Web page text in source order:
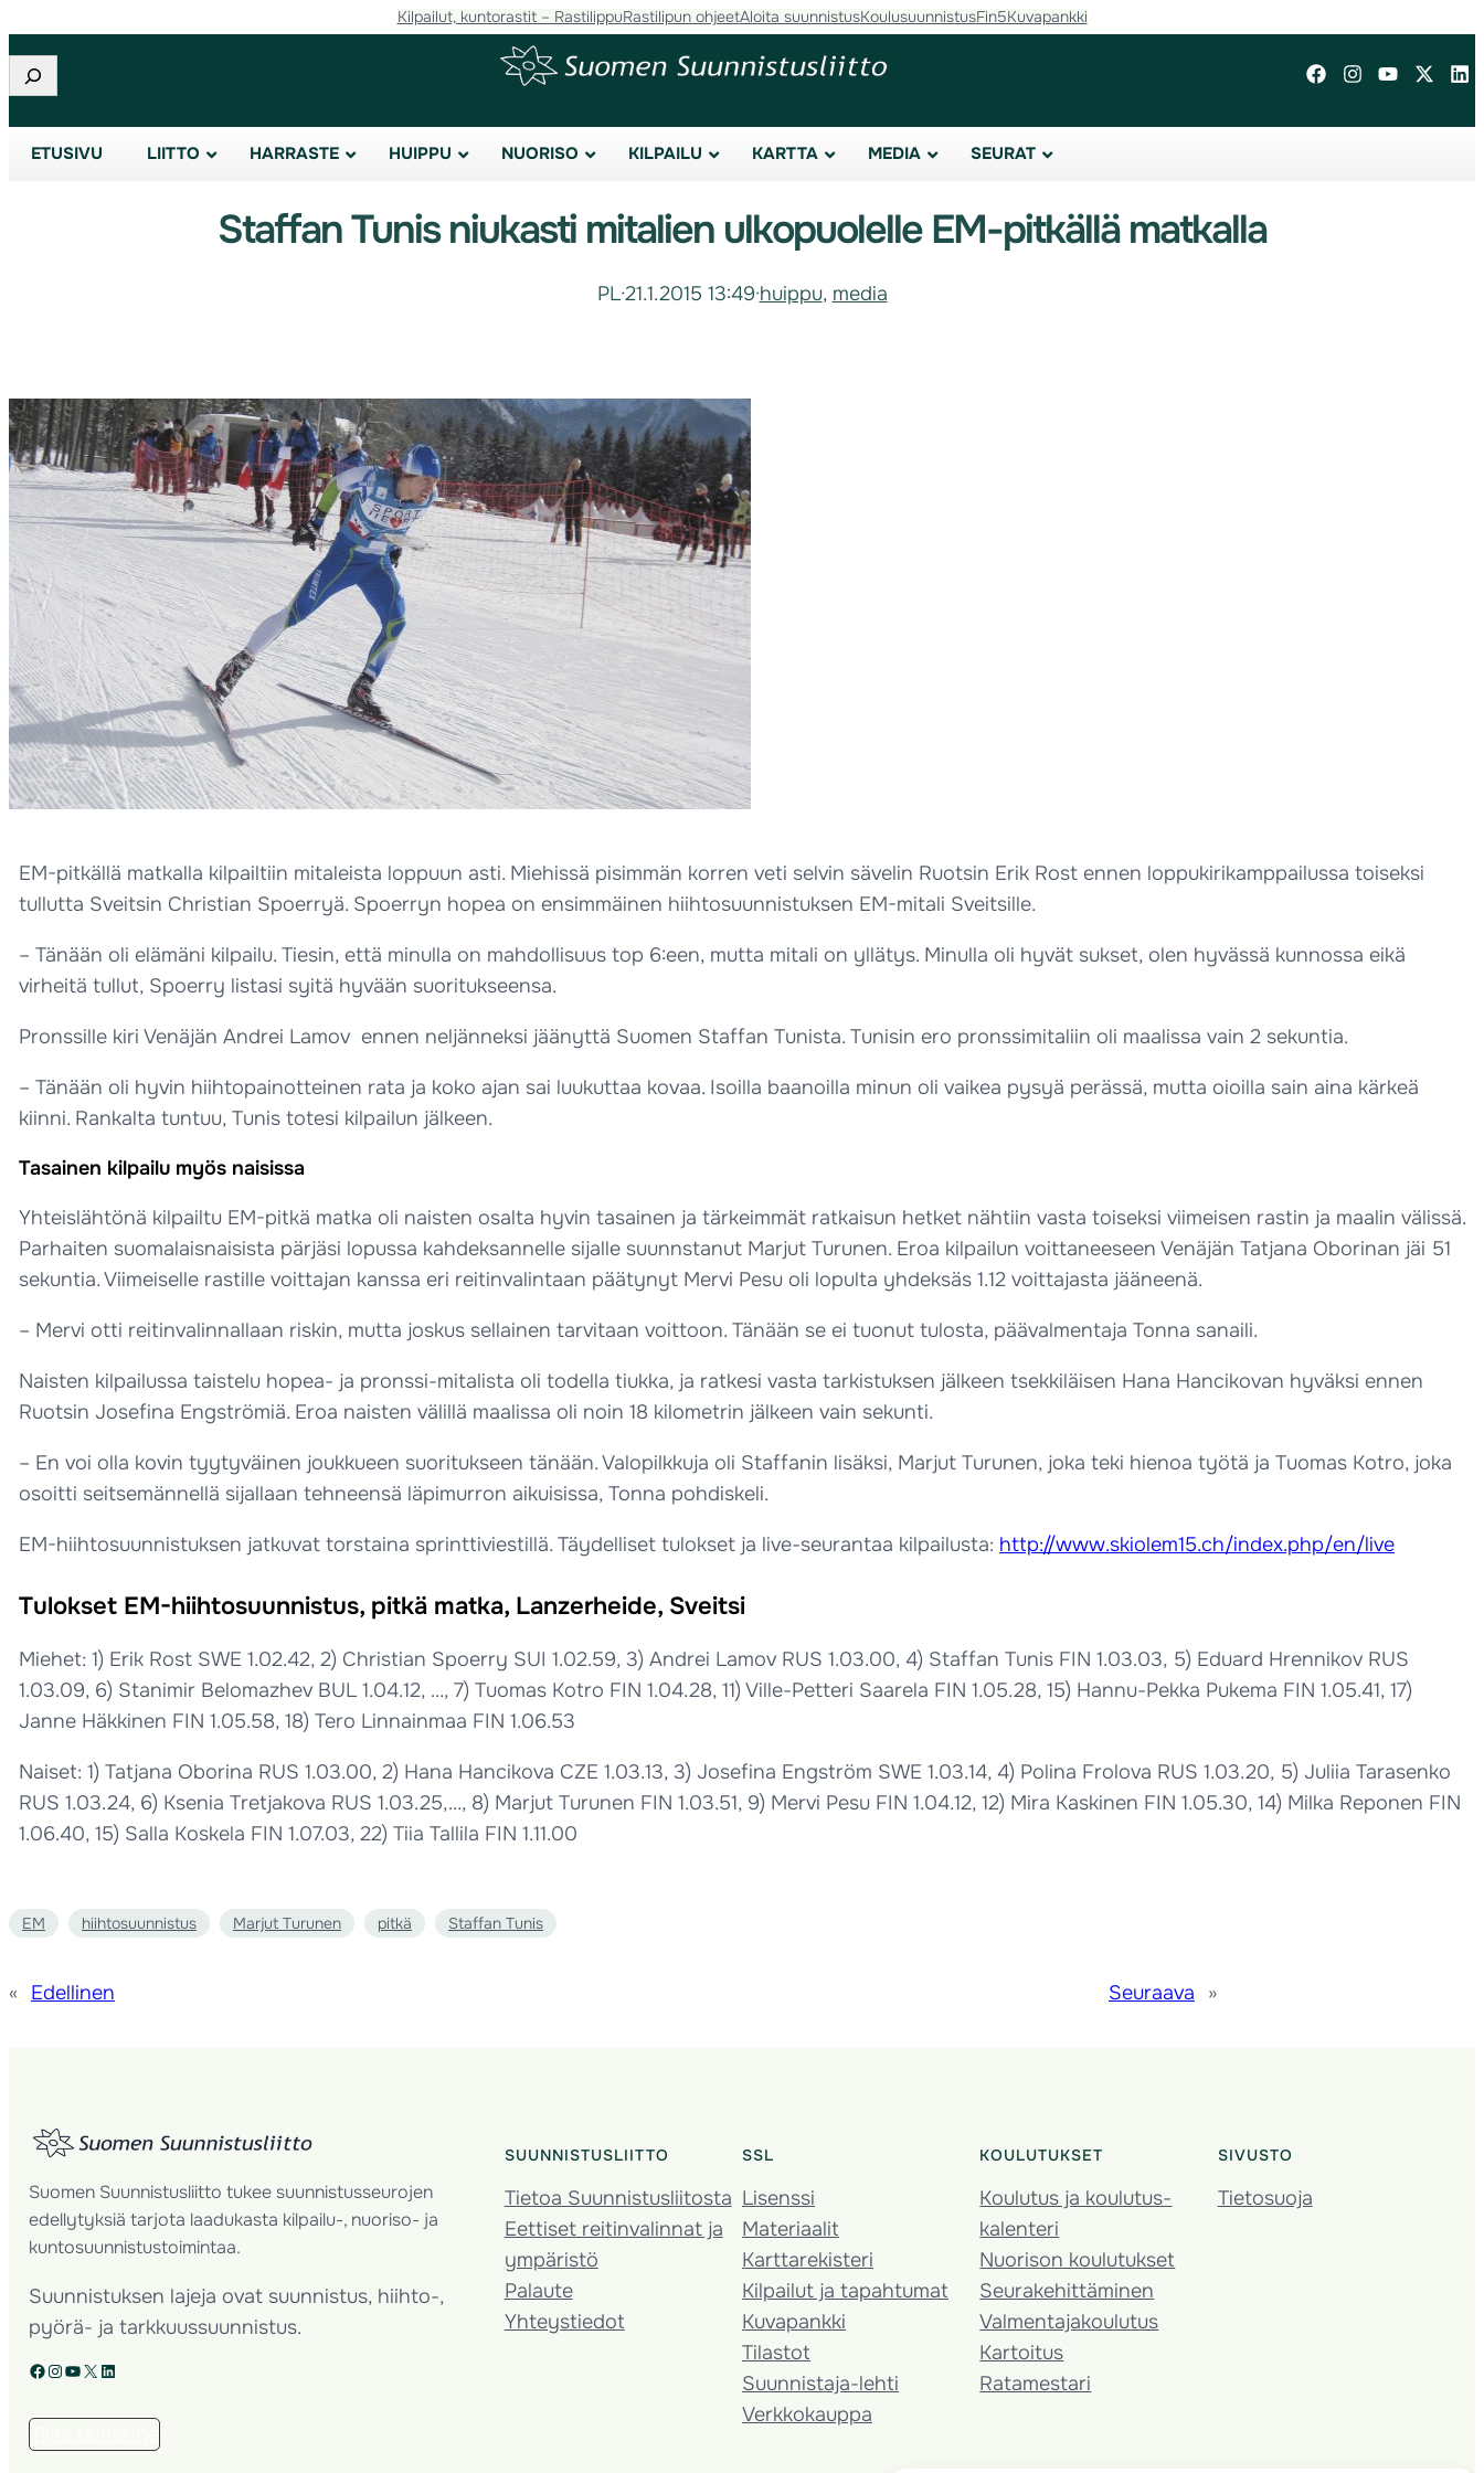
Kilpailut, kuntorastit – RastilippuRastilipun ohjeetAloita suunnistusKoulusuunnistusFin5Kuvapankki
Etsi
ETUSIVU LIITTO HARRASTE HUIPPU NUORISO KILPAILU KARTTA MEDIA SEURAT
Staffan Tunis niukasti mitalien ulkopuolelle EM-pitkällä matkalla
PL·21.1.2015 13:49·huippu, media
EM-pitkällä matkalla kilpailtiin mitaleista loppuun asti. Miehissä pisimmän korren veti selvin sävelin Ruotsin Erik Rost ennen loppukirikamppailussa toiseksi
tullutta Sveitsin Christian Spoerryä. Spoerryn hopea on ensimmäinen hiihtosuunnistuksen EM-mitali Sveitsille.
– Tänään oli elämäni kilpailu. Tiesin, että minulla on mahdollisuus top 6:een, mutta mitali on yllätys. Minulla oli hyvät sukset, olen hyvässä kunnossa eikä
virheitä tullut, Spoerry listasi syitä hyvään suoritukseensa.
Pronssille kiri Venäjän Andrei Lamov ennen neljänneksi jäänyttä Suomen Staffan Tunista. Tunisin ero pronssimitaliin oli maalissa vain 2 sekuntia.
– Tänään oli hyvin hiihtopainotteinen rata ja koko ajan sai luukuttaa kovaa. Isoilla baanoilla minun oli vaikea pysyä perässä, mutta oioilla sain aina kärkeä
kiinni. Rankalta tuntuu, Tunis totesi kilpailun jälkeen.
Tasainen kilpailu myös naisissa
Yhteislähtönä kilpailtu EM-pitkä matka oli naisten osalta hyvin tasainen ja tärkeimmät ratkaisun hetket nähtiin vasta toiseksi viimeisen rastin ja maalin välissä.
Parhaiten suomalaisnaisista pärjäsi lopussa kahdeksannelle sijalle suunnstanut Marjut Turunen. Eroa kilpailun voittaneeseen Venäjän Tatjana Oborinan jäi 51
sekuntia. Viimeiselle rastille voittajan kanssa eri reitinvalintaan päätynyt Mervi Pesu oli lopulta yhdeksäs 1.12 voittajasta jääneenä.
– Mervi otti reitinvalinnallaan riskin, mutta joskus sellainen tarvitaan voittoon. Tänään se ei tuonut tulosta, päävalmentaja Tonna sanaili.
Naisten kilpailussa taistelu hopea- ja pronssi-mitalista oli todella tiukka, ja ratkesi vasta tarkistuksen jälkeen tsekkiläisen Hana Hancikovan hyväksi ennen
Ruotsin Josefina Engströmiä. Eroa naisten välillä maalissa oli noin 18 kilometrin jälkeen vain sekunti.
– En voi olla kovin tyytyväinen joukkueen suoritukseen tänään. Valopilkkuja oli Staffanin lisäksi, Marjut Turunen, joka teki hienoa työtä ja Tuomas Kotro, joka
osoitti seitsemännellä sijallaan tehneensä läpimurron aikuisissa, Tonna pohdiskeli.
EM-hiihtosuunnistuksen jatkuvat torstaina sprinttiviestillä. Täydelliset tulokset ja live-seurantaa kilpailusta: http://www.skiolem15.ch/index.php/en/live
Tulokset EM-hiihtosuunnistus, pitkä matka, Lanzerheide, Sveitsi
Miehet: 1) Erik Rost SWE 1.02.42, 2) Christian Spoerry SUI 1.02.59, 3) Andrei Lamov RUS 1.03.00, 4) Staffan Tunis FIN 1.03.03, 5) Eduard Hrennikov RUS
1.03.09, 6) Stanimir Belomazhev BUL 1.04.12, …, 7) Tuomas Kotro FIN 1.04.28, 11) Ville-Petteri Saarela FIN 1.05.28, 15) Hannu-Pekka Pukema FIN 1.05.41, 17)
Janne Häkkinen FIN 1.05.58, 18) Tero Linnainmaa FIN 1.06.53
Naiset: 1) Tatjana Oborina RUS 1.03.00, 2) Hana Hancikova CZE 1.03.13, 3) Josefina Engström SWE 1.03.14, 4) Polina Frolova RUS 1.03.20, 5) Juliia Tarasenko
RUS 1.03.24, 6) Ksenia Tretjakova RUS 1.03.25,…, 8) Marjut Turunen FIN 1.03.51, 9) Mervi Pesu FIN 1.04.12, 12) Mira Kaskinen FIN 1.05.30, 14) Milka Reponen FIN
1.06.40, 15) Salla Koskela FIN 1.07.03, 22) Tiia Tallila FIN 1.11.00
EM hiihtosuunnistus Marjut Turunen pitkä Staffan Tunis
« Edellinen Seuraava »
Suomen Suunnistusliitto tukee suunnistusseurojen
edellytyksiä tarjota laadukasta kilpailu-, nuoriso- ja
kuntosuunnistustoimintaa.
Suunnistuksen lajeja ovat suunnistus, hiihto-,
pyörä- ja tarkkuussuunnistus.
Facebook Instagram YouTube X LinkedIn
SUUNNISTUSLIITTO
Tietoa Suunnistusliitosta
Eettiset reitinvalinnat ja
ympäristö
Palaute
Yhteystiedot
SSL
Lisenssi
Materiaalit
Karttarekisteri
Kilpailut ja tapahtumat
Kuvapankki
Tilastot
Suunnistaja-lehti
Verkkokauppa
KOULUTUKSET
Koulutus ja koulutus­
kalenteri
Nuorison koulutukset
Seura­kehittäminen
Valmentaja­koulutus
Kartoitus
Ratamestari
SIVUSTO
Tietosuoja